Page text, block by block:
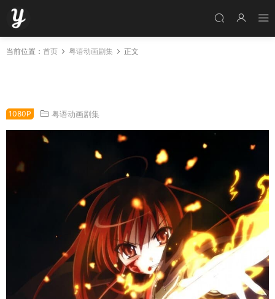
当前位置： 首页 粤语动画剧集 正文
1080P 粤语动画剧集